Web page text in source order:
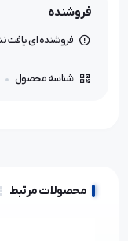
فروشنده
فروشنده ای یافت
شناسه محصول
محصولات مرتبط